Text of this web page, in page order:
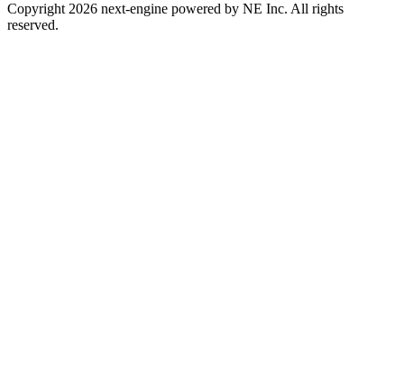
Copyright 2026 next-engine powered by NE Inc. All rights
reserved.